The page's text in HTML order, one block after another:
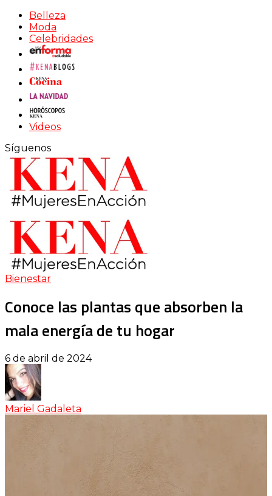
Belleza
Moda
Celebridades
Videos
Síguenos
Bienestar
Conoce las plantas que absorben la
mala energía de tu hogar
6 de abril de 2024
Mariel Gadaleta